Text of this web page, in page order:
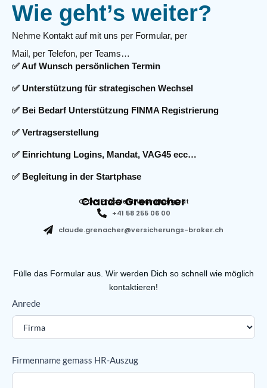
Wie geht’s weiter?
Nehme Kontakt auf mit uns per Formular, per
Mail, per Telefon, per Teams…
✅ Auf Wunsch persönlichen Termin
✅ Unterstützung für strategischen Wechsel
✅ Bei Bedarf Unterstützung FINMA Registrierung
✅ Vertragserstellung
✅ Einrichtung Logins, Mandat, VAG45 ecc…
✅ Begleitung in der Startphase
Claude Grenacher
CFO - Präsident Verwaltungsrat
+41 58 255 06 00
claude.grenacher@versicherungs-broker.ch
Fülle das Formular aus. Wir werden Dich so schnell wie möglich
kontaktieren!
Brokerservice
anfrage
Anrede
Firmenname gemass HR-Auszug